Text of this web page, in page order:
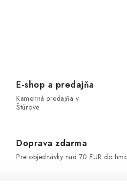
E-shop a predajňa
Kamenná predajňa v
Štúrove
Doprava zdarma
Pre objednávky nad 70 EUR do